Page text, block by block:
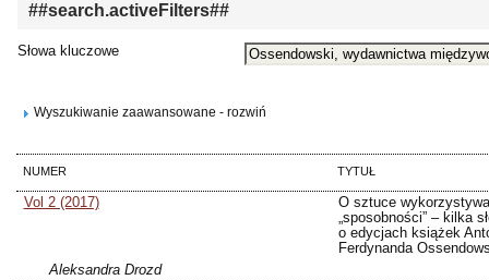
##search.activeFilters##
Słowa kluczowe
Wyszukiwanie zaawansowane - rozwiń
NUMER TYTUŁ
Vol 2 (2017)
O sztuce
„sposobności” – kilka
o edycjach książek
Ferdynanda
Aleksandra Drozd